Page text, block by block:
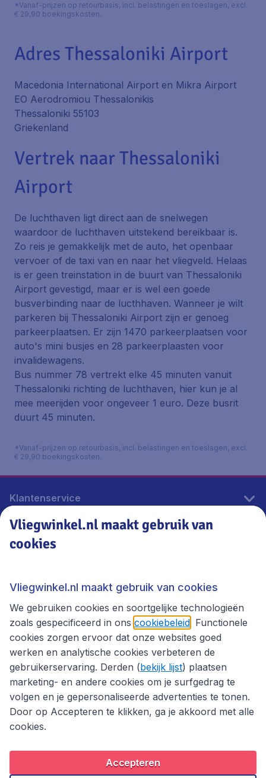
*Vanaf-prijzen op retourbasis, incl. belastingen en toeslagen, excl.
€ 29,90 boekingskosten.
Adres Thessaloniki Airport
Macedonia International Airport en Mikra Airport
EO Aerodromiou Thessalonikis
Thessaloniki 55103
Griekenland
Vertrek naar Thessaloniki
Airport
De luchthaven ligt direct aan de snelwegen
waardoor de luchthaven uitstekend bereikbaar is.
Zo reis je gemakkelijk met de auto, het openbaar
vervoer of de taxi van en naar het vliegveld. Helaas
is er geen treinstation in de buurt van Thessaloniki
Airport gevestigd, maar er is wel een goede
busverbinding naar de lucthhaven. Wanneer je wilt
parkeren bij Thessaloniki Airport zijn er genoeg
parkeerplaatsen. Er zijn 1470 parkeerplaatsen voor
auto's mini busjes en 28 parkeerplaasten voor
invalidewagens.
Bus nummer 78 vertrekt elke 45 minuten vanuit
Thessaloniki richting de luchthaven, hier kun je al
mee meerijden voor ongeveer 1 euro. Deze busrit
duurt 45 minuten.
*Vanaf-prijzen op retourbasis, incl. belastingen en toeslagen, excl.
€ 29,90 boekingskosten.
Klantenservice
Vliegwinkel.nl
Thema's
Privacybeleid
Copyright © 2026
Vliegwinkel.nl maakt gebruik van
cookies
Vliegwinkel.nl maakt gebruik van cookies
We gebruiken cookies en soortgelijke technologieën
zoals gespecificeerd in ons cookiebeleid . Functionele
cookies zorgen ervoor dat onze websites goed
werken en analytische cookies verbeteren de
gebruikerservaring. Derden (bekijk lijst) plaatsen
marketing- en andere cookies om je surfgedrag te
volgen en je gepersonaliseerde advertenties te tonen.
Door op Accepteren te klikken, ga je akkoord met alle
cookies.
Accepteren